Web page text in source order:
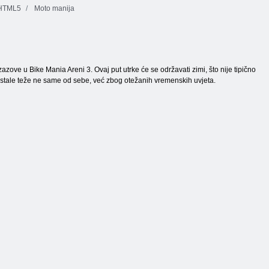
Moto manija
u Bike Mania Areni 3. Ovaj put utrke će se održavati zimi, što nije tipično
teže ne same od sebe, već zbog otežanih vremenskih uvjeta.